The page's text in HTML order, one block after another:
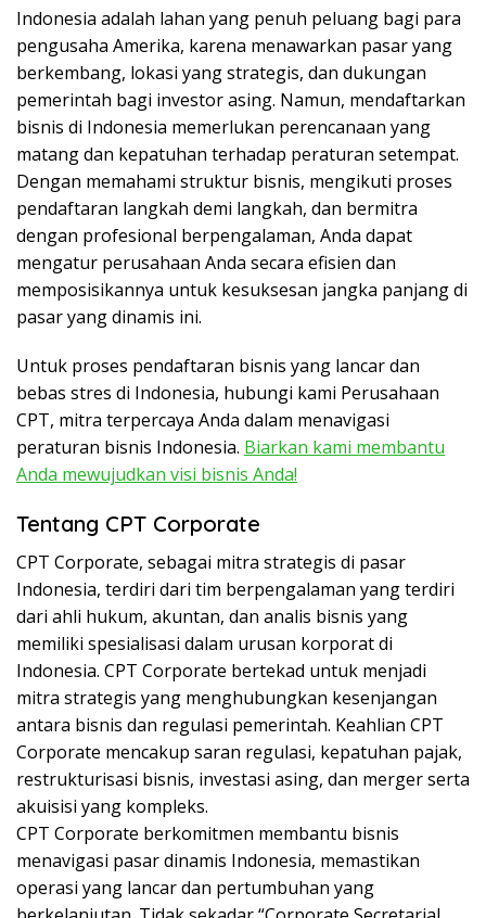
Indonesia adalah lahan yang penuh peluang bagi para
pengusaha Amerika, karena menawarkan pasar yang
berkembang, lokasi yang strategis, dan dukungan
pemerintah bagi investor asing. Namun, mendaftarkan
bisnis di Indonesia memerlukan perencanaan yang
matang dan kepatuhan terhadap peraturan setempat.
Dengan memahami struktur bisnis, mengikuti proses
pendaftaran langkah demi langkah, dan bermitra
dengan profesional berpengalaman, Anda dapat
mengatur perusahaan Anda secara efisien dan
memposisikannya untuk kesuksesan jangka panjang di
pasar yang dinamis ini.
Untuk proses pendaftaran bisnis yang lancar dan
bebas stres di Indonesia, hubungi kami Perusahaan
CPT, mitra terpercaya Anda dalam menavigasi
peraturan bisnis Indonesia. Biarkan kami membantu
Anda mewujudkan visi bisnis Anda!
Tentang CPT Corporate
CPT Corporate, sebagai mitra strategis di pasar
Indonesia, terdiri dari tim berpengalaman yang terdiri
dari ahli hukum, akuntan, dan analis bisnis yang
memiliki spesialisasi dalam urusan korporat di
Indonesia. CPT Corporate bertekad untuk menjadi
mitra strategis yang menghubungkan kesenjangan
antara bisnis dan regulasi pemerintah. Keahlian CPT
Corporate mencakup saran regulasi, kepatuhan pajak,
restrukturisasi bisnis, investasi asing, dan merger serta
akuisisi yang kompleks.
CPT Corporate berkomitmen membantu bisnis
menavigasi pasar dinamis Indonesia, memastikan
operasi yang lancar dan pertumbuhan yang